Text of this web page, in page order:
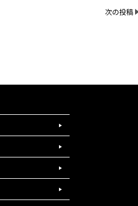
次の投稿